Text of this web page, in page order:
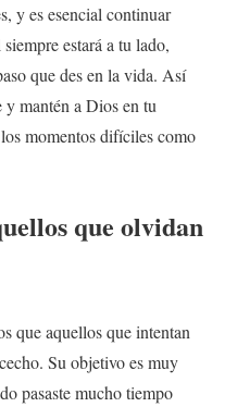
y es esencial continuar
estará a tu lado,
que des en la vida. Así
y mantén a Dios en tu
momentos difíciles como
que olvidan
que aquellos que intentan
Su objetivo es muy
pasaste mucho tiempo